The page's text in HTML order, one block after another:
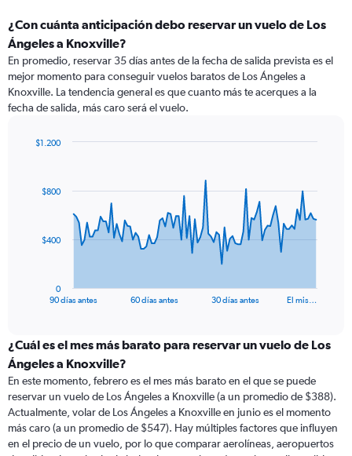
¿Con cuánta anticipación debo reservar un vuelo de Los
Ángeles a Knoxville?
En promedio, reservar 35 días antes de la fecha de salida prevista es el
mejor momento para conseguir vuelos baratos de Los Ángeles a
Knoxville. La tendencia general es que cuanto más te acerques a la
fecha de salida, más caro será el vuelo.
data
The
categories.
Range:
91
categories.
The
chart
has
1
90 días antes 60 días antes 30 días antes El mis…
0
$400
$800
$1.200
¿Cuál es el mes más barato para reservar un vuelo de Los
Ángeles a Knoxville?
En este momento, febrero es el mes más barato en el que se puede
reservar un vuelo de Los Ángeles a Knoxville (a un promedio de $388).
Actualmente, volar de Los Ángeles a Knoxville en junio es el momento
más caro (a un promedio de $547). Hay múltiples factores que influyen
en el precio de un vuelo, por lo que comparar aerolíneas, aeropuertos